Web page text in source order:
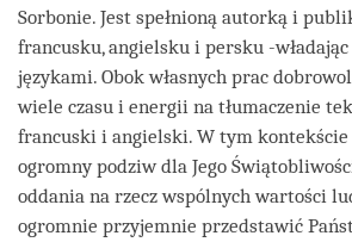
Sorbonie. Jest spełnioną autorką i
francusku, angielsku i persku -
językami. Obok własnych prac
wiele czasu i energii na tłumaczenie
francuski i angielski. W tym kontekście
ogromny podziw dla Jego
oddania na rzecz wspólnych wartości
ogromnie przyjemnie przedstawić